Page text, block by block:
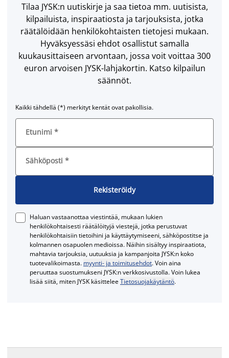
Tilaa JYSK:n uutiskirje ja saa tietoa mm. uutisista,
kilpailuista, inspiraatiosta ja tarjouksista, jotka
räätälöidään henkilökohtaisten tietojesi mukaan.
Hyväksyessäsi ehdot osallistut samalla
kuukausittaiseen arvontaan, jossa voit voittaa 300
euron arvoisen JYSK-lahjakortin. Katso kilpailun
säännöt.
Kaikki tähdellä (*) merkityt kentät ovat pakollisia.
Etunimi *
Sähköposti *
Rekisteröidy
Haluan vastaanottaa viestintää, mukaan lukien
henkilökohtaisesti räätälöityjä viestejä, jotka perustuvat
henkilökohtaisiin tietoihini ja käyttäytymiseeni, sähköpostitse ja
kolmannen osapuolen medioissa. Näihin sisältyy inspiraatiota,
mahtavia tarjouksia, uutuuksia ja kampanjoita JYSK:n koko
tuotevalikoimasta. myynti- ja toimitusehdot. Voin aina
peruuttaa suostumukseni JYSK:n verkkosivustolla. Voin lukea
lisää siitä, miten JYSK käsitteleeTietosuojakäytäntö.